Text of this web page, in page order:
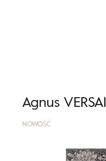
Agnus
NOWOŚĆ